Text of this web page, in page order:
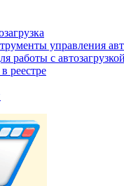
управления
работы с автозагрузкой
реестре